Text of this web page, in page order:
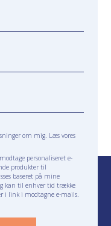
om mig. Læs vores
personaliseret e-
produkter til
baseret på mine
kan til enhver tid trække
i link i modtagne e-mails.